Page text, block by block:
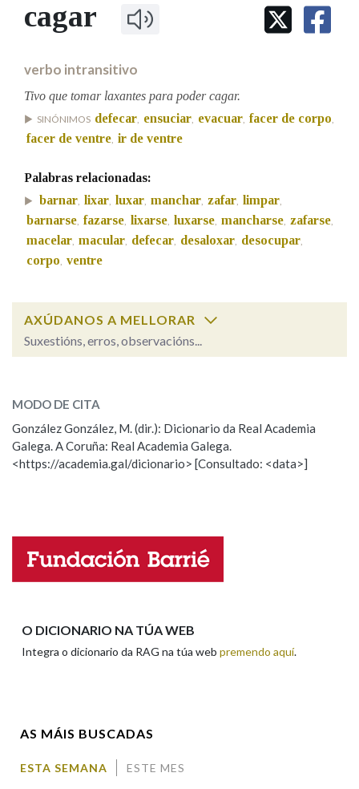
IDENTIDADE CORPORATIVA
MARCIAL DEL ADALID
FIGURAS HOMENAXEADAS
PRIMAVERA DAS LETRAS
PORTAL DAS PALABRAS
Facebook
TwitterYoutubeInstagram
Bluesky
BUSCAR NOS LEMAS
Remata por
Contén
BUSCAR NO CONTIDO
Nos exemplos
Na fraseoloxía
OUTRAS OPCIÓNS DE BUSCA
Pertence a
LIMPAR
cagar
verbo intransitivo
Tivo que tomar laxantes para poder cagar.
SINÓNIMOS defecar, ensuciar, evacuar, facer de corpo,
facer de ventre, ir de ventre
Palabras relacionadas:
barnar, lixar, luxar, manchar, zafar, limpar,
barnarse, fazarse, lixarse, luxarse, mancharse, zafarse,
macelar, macular, defecar, desaloxar, desocupar,
corpo, ventre
AXÚDANOS A MELLORAR
Suxestións, erros, observacións...
ESCOLLE UNHA OPCIÓN:
Observación Hai un erro na palabra
Propoño mellorar a definición
Nome
MODO DE CITA
González González, M. (dir.): Dicionario da Real Academia
Galega. A Coruña: Real Academia Galega.
<https://academia.gal/dicionario> [Consultado: <data>]
O DICIONARIO NA TÚA WEB
Integra o dicionario da RAG na túa web premendo aquí.
AS MÁIS BUSCADAS
ESTA SEMANA ESTE MES